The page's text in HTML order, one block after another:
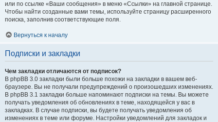
или по ссылке «Ваши сообщения» в меню «Ссылки» на главной странице.
Чтобы найти созданные вами темы, используйте страницу расширенного
поиска, заполнив соответствующие поля.
Вернуться к началу
Подписки и закладки
Чем закладки отличаются от подписок?
В phpBB 3.0 закладки были больше похожи на закладки в вашем веб-
браузере. Вы не получали предупреждений о произошедших изменениях.
В phpBB 3.1 закладки больше напоминают подписки на темы. Вы можете
получать уведомления об обновлениях в теме, находящейся у вас в
закладках. В случае подписки, вы будете получать уведомления об
изменениях в теме или форуме. Настройки уведомлений для закладок и